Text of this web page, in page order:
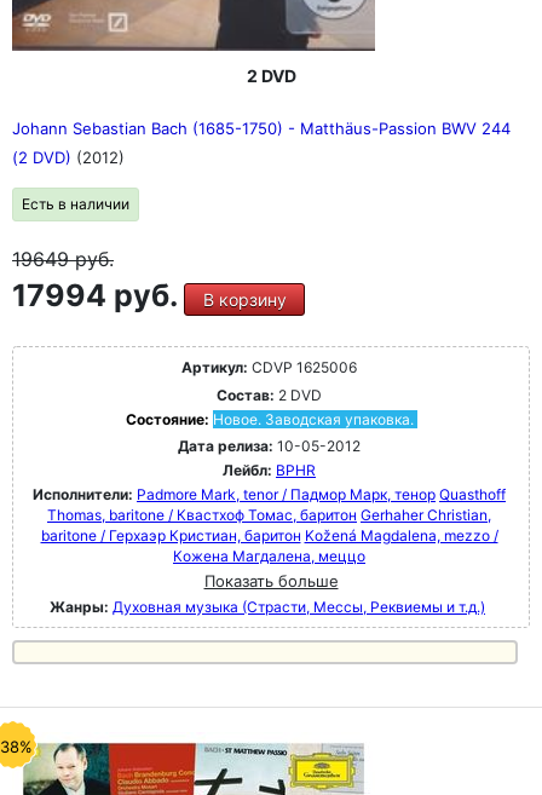
2 DVD
Johann Sebastian Bach (1685-1750) - Matthäus-Passion BWV 244
(2 DVD) (2012)
Есть в наличии
19649руб.
17994 руб. В корзину
Артикул: CDVP 1625006
Состав: 2 DVD
Состояние: Новое. Заводская упаковка.
Дата релиза: 10-05-2012
Лейбл: BPHR
Исполнители: Padmore Mark, tenor / Падмор Марк, тенор Quasthoff
Thomas, baritone / Квастхоф Томас, баритон Gerhaher Christian,
baritone / Герхаэр Кристиан, баритон Kožená Magdalena, mezzo /
Кожена Магдалена, меццо
Показать больше
Жанры: Духовная музыка (Страсти, Мессы, Реквиемы и т.д.)